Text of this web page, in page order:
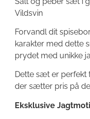
Vildsvin
Forvandl dit
karakter med dette
prydet med unikke
Dette sæt er perfekt
der sætter pris på
Eksklusive